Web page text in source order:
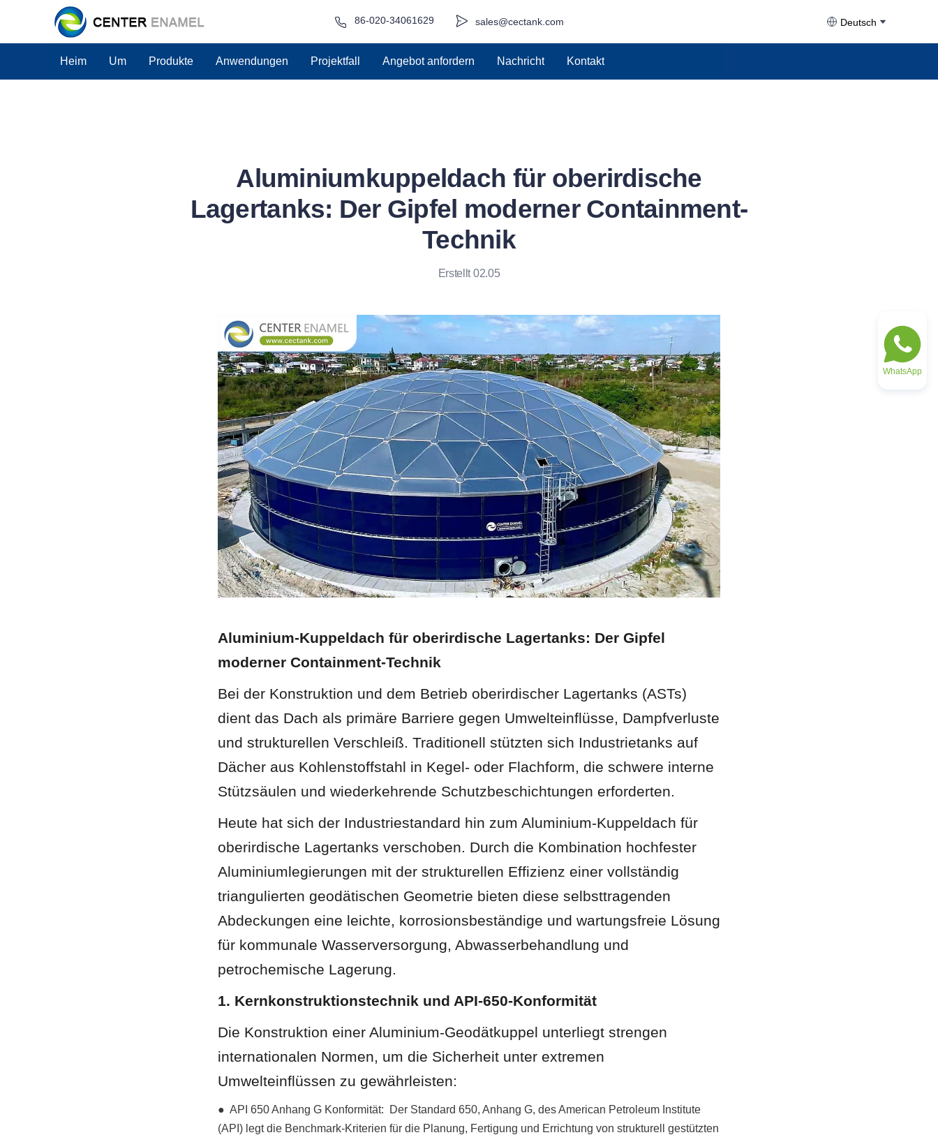
sales@cectank.com
86-020-34061629 Deutsch
Heim Um Produkte Anwendungen Projektfall Angebot anfordern Nachricht Kontakt
Aluminiumkuppeldach für oberirdische
Lagertanks: Der Gipfel moderner Containment-
Technik
Erstellt 02.05
Aluminium-Kuppeldach für oberirdische Lagertanks: Der Gipfel
moderner Containment-Technik
Bei der Konstruktion und dem Betrieb oberirdischer Lagertanks (ASTs)
dient das Dach als primäre Barriere gegen Umwelteinflüsse, Dampfverluste
und strukturellen Verschleiß. Traditionell stützten sich Industrietanks auf
Dächer aus Kohlenstoffstahl in Kegel- oder Flachform, die schwere interne
Stützsäulen und wiederkehrende Schutzbeschichtungen erforderten.
Heute hat sich der Industriestandard hin zum Aluminium-Kuppeldach für
oberirdische Lagertanks verschoben. Durch die Kombination hochfester
Aluminiumlegierungen mit der strukturellen Effizienz einer vollständig
triangulierten geodätischen Geometrie bieten diese selbsttragenden
Abdeckungen eine leichte, korrosionsbeständige und wartungsfreie Lösung
für kommunale Wasserversorgung, Abwasserbehandlung und
petrochemische Lagerung.
1. Kernkonstruktionstechnik und API-650-Konformität
Die Konstruktion einer Aluminium-Geodätkuppel unterliegt strengen
internationalen Normen, um die Sicherheit unter extremen
Umwelteinflüssen zu gewährleisten:
●  API 650 Anhang G Konformität:  Der Standard 650, Anhang G, des American Petroleum Institute
(API) legt die Benchmark-Kriterien für die Planung, Fertigung und Errichtung von strukturell gestützten
WhatsApp